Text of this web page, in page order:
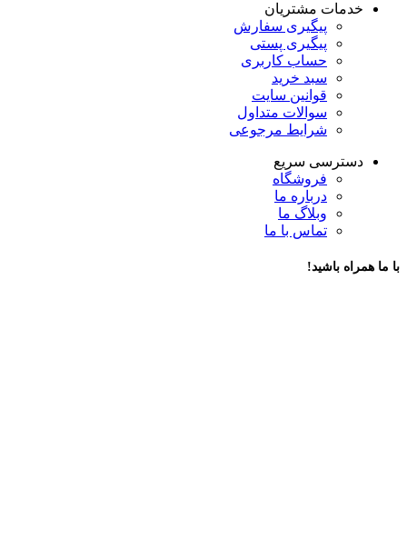
خدمات مشتریان
پیگیری سفارش
پیگیری پستی
حساب کاربری
سبد خرید
قوانین سایت
سوالات متداول
شرایط مرجوعی
دسترسی سریع
فروشگاه
درباره ما
وبلاگ ما
تماس با ما
با ما همراه باشید!